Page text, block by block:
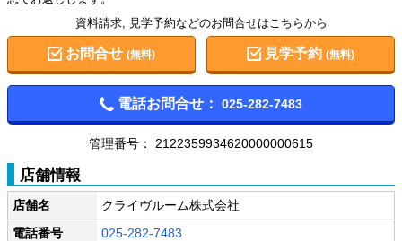
資料請求, 見学予約などのお問合せはこちらから
お問合せ (無料) 見学予約(無料)
電話お問合せ： 025-282-7483
管理番号： 2122359934620000000615
店舗情報
店舗名
クライヴルーム株式会社
電話番号
025-282-7483